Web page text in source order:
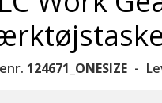
124671_ONESIZE